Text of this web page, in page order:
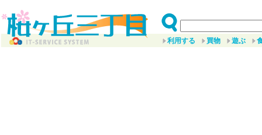
利用する 買物 遊ぶ